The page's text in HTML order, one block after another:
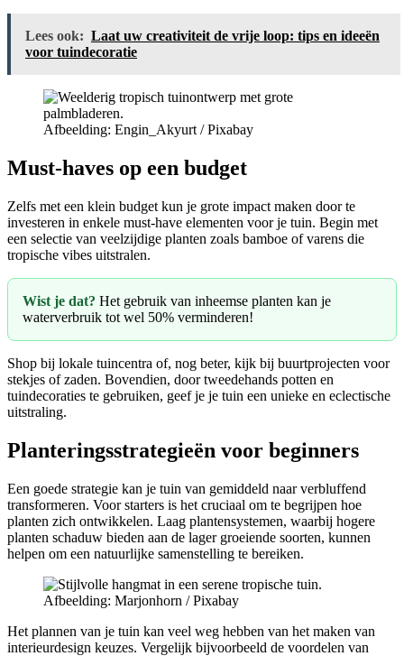
Lees ook: Laat uw creativiteit de vrije loop: tips en ideeën
voor tuindecoratie
Afbeelding: Engin_Akyurt / Pixabay
Must-haves op een budget
Zelfs met een klein budget kun je grote impact maken door te
investeren in enkele must-have elementen voor je tuin. Begin met
een selectie van veelzijdige planten zoals bamboe of varens die
tropische vibes uitstralen.
Wist je dat? Het gebruik van inheemse planten kan je
waterverbruik tot wel 50% verminderen!
Shop bij lokale tuincentra of, nog beter, kijk bij buurtprojecten voor
stekjes of zaden. Bovendien, door tweedehands potten en
tuindecoraties te gebruiken, geef je je tuin een unieke en eclectische
uitstraling.
Planteringsstrategieën voor beginners
Een goede strategie kan je tuin van gemiddeld naar verbluffend
transformeren. Voor starters is het cruciaal om te begrijpen hoe
planten zich ontwikkelen. Laag plantensystemen, waarbij hogere
planten schaduw bieden aan de lager groeiende soorten, kunnen
helpen om een natuurlijke samenstelling te bereiken.
Afbeelding: Marjonhorn / Pixabay
Het plannen van je tuin kan veel weg hebben van het maken van
interieurdesign keuzes. Vergelijk bijvoorbeeld de voordelen van